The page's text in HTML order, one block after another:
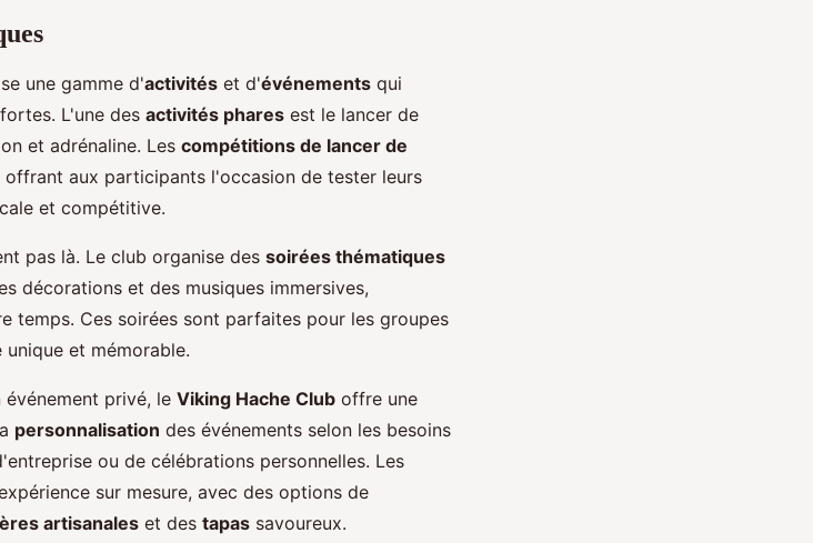
une gamme d'activités et d'événements qui
L'une des activités phares est le lancer de
et adrénaline. Les compétitions de lancer de
offrant aux participants l'occasion de tester leurs
et compétitive.
pas là. Le club organise des soirées thématiques
décorations et des musiques immersives,
temps. Ces soirées sont parfaites pour les groupes
et mémorable.
privé, le Viking Hache Club offre une
personnalisation des événements selon les besoins
ou de célébrations personnelles. Les
sur mesure, avec des options de
artisanales et des tapas savoureux.